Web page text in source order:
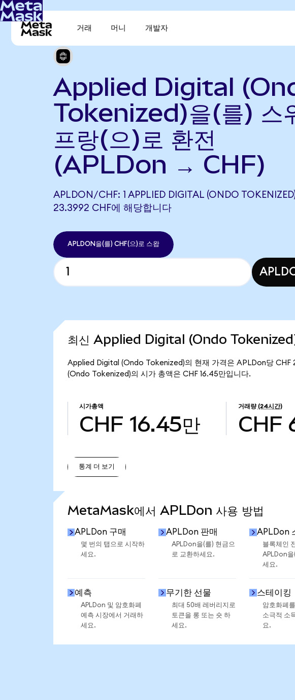
거래 머니 개발자
Applied Digital
Tokenized)을(를) 스
프랑(으)로 환전
(APLDon → CHF)
APLDON/CHF: 1 APPLIED DIGITAL (ONDO
23.3992 CHF에 해당합니다
APLDON을(를) CHF(으)로 스왑
최신 Applied Digital (Ondo Tokenized)
Applied Digital (Ondo Tokenized)의 현재 가격은 APLDon당
(Ondo Tokenized)의 시가 총액은 CHF 16.45만입니다.
시가총액
CHF 16.45만
거래량 (24시간)
CHF
통계 더 보기
MetaMask에서 APLDon 사용 방법
APLDon 구매
몇 번의 탭으로 시작하
세요.
APLDon 판매
APLDon을(를) 현금으
로 교환하세요.
APLDon
블록체인
APLDon
세요.
예측
APLDon 및 암호화폐
예측 시장에서 거래하
세요.
무기한 선물
최대 50배 레버리지로
토큰을 롱 또는 숏 하
세요.
스테이킹
암호화폐
소극적 소
요.